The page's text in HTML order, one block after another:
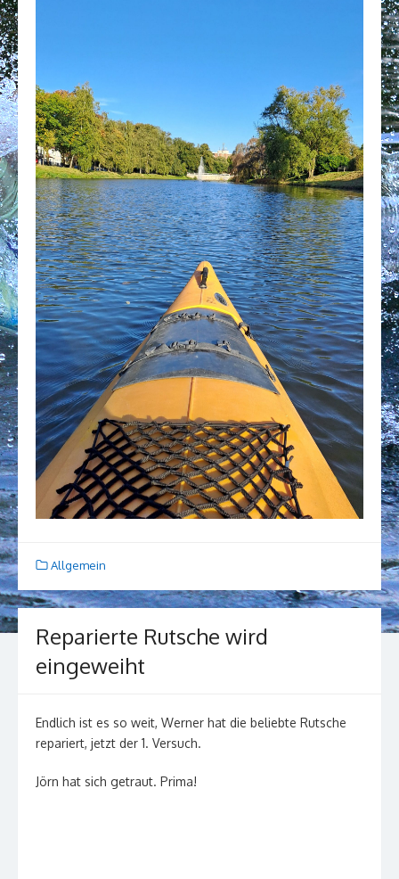
Allgemein
Reparierte Rutsche wird
eingeweiht
Endlich ist es so weit, Werner hat die beliebte Rutsche
repariert, jetzt der 1. Versuch.
Jörn hat sich getraut. Prima!